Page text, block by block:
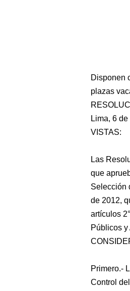
Disponen
plazas
Lima, 6
VISTAS:
Las
que
Selección
de 2012,
artículos
Públicos
Primero.-
Control